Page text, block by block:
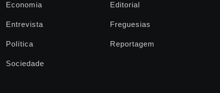
Economia Editorial
Entrevista Freguesias
Política Reportagem
Sociedade